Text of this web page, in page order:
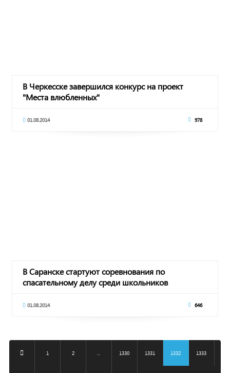
В Черкесске завершился конкурс на проект
"Места влюбленных"
01.08.2014 978
В Саранске стартуют соревнования по
спасательному делу среди школьников
01.08.2014 646
1 2 1330 1331 1332 1333